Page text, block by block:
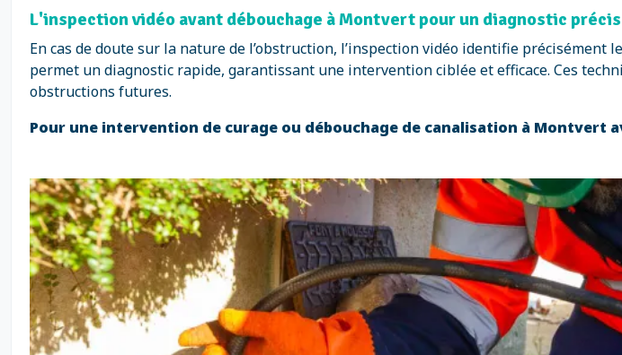
L'inspection vidéo avant débouchage à Montvert pour un diagnostic précis
En cas de doute sur la nature de l’obstruction, l’inspection vidéo identifie
permet un diagnostic rapide, garantissant une intervention ciblée et efficace. Ces
obstructions futures.
Pour une intervention de curage ou débouchage de canalisation à Montvert